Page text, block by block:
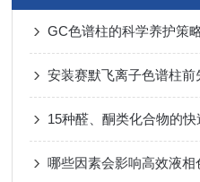
GC色谱柱的科学养护策
安装赛默飞离子色谱柱
15种醛、酮类化合物的
哪些因素会影响高效液相